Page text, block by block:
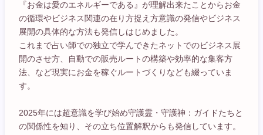
『お金は愛のエネルギーである』が理解出来たことからお金
の循環やビジネス関連の在り方捉え方意識の発信やビジネス
展開の具体的な方法も発信しはじめました。
これまで占い師での独立で学んできたネットでのビジネス展
開のさせ方、自動での販売ルートの構築や効率的な集客方
法、など現実にお金を稼ぐルートづくりなども綴っていま
す。
2025年には超意識を学び始め守護霊・守護神：ガイドたちと
の関係性を知り、その立ち位置解釈からも発信しています。